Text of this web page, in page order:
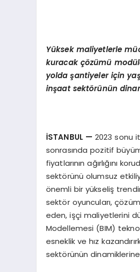
Yüksek maliyetlerle
kuracak çözümü
yolda şantiyeler için
inşaat sektörünün
İSTANBUL — 2023 sonu
sonrasında pozitif
fiyatlarının ağırlığını
sektörünü olumsuz
önemli bir yükseliş
sektör oyuncuları,
eden, işçi maliyetlerini
Modellemesi (BIM)
esneklik ve hız
sektörünün